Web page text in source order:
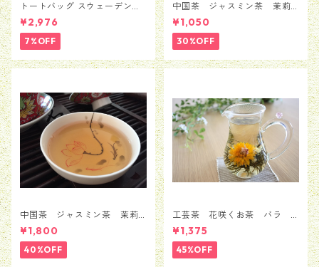
トートバッグ スウェーデン
Moderna Museet モデルナ 美
術館 ストックホルム メン
ズ レディース 男女兼用
並行輸入品 送料無料 カバン
バッグ BAG かばん
¥2,976
7%OFF
中国茶 ジャスミン茶 茉莉
花茶 銀毫インハオウ 50
ｇ
¥1,050
30%OFF
中国茶 ジャスミン茶 茉莉
花茶 銀毫インハオウ 100ｇ
¥1,800
40%OFF
工芸茶 花咲くお茶 バラ
ローズ 5粒セット（1種類*5
粒）
¥1,375
45%OFF